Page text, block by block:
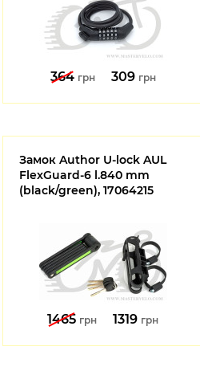
364 грн 309 грн
Замок Author U-lock AUL
FlexGuard-6 l.840 mm
(black/green), 17064215
1465 грн 1319 грн